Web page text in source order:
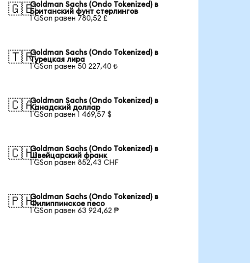
🇬🇧Goldman Sachs (Ondo Tokenized) в
Британский фунт стерлингов
1 GSon равен 780,52 £
🇹🇷Goldman Sachs (Ondo Tokenized) в
Турецкая лира
1 GSon равен 50 227,40 ₺
🇨🇦Goldman Sachs (Ondo Tokenized) в
Канадский доллар
1 GSon равен 1 469,57 $
🇨🇭Goldman Sachs (Ondo Tokenized) в
Швейцарский франк
1 GSon равен 852,43 CHF
🇵🇭Goldman Sachs (Ondo Tokenized) в
Филиппинское песо
1 GSon равен 63 924,62 ₱